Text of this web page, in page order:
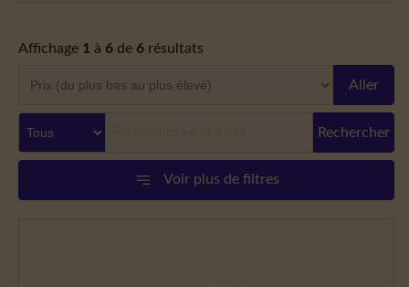
Affichage 1 à 6 de 6 résultats
Aller
Rechercher
Voir plus de filtres